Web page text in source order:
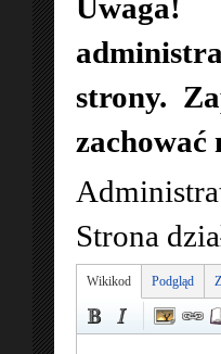
Uwaga!
strony.
zachować
Strona
Wikikod Podgląd